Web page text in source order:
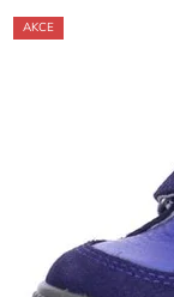
AKCE